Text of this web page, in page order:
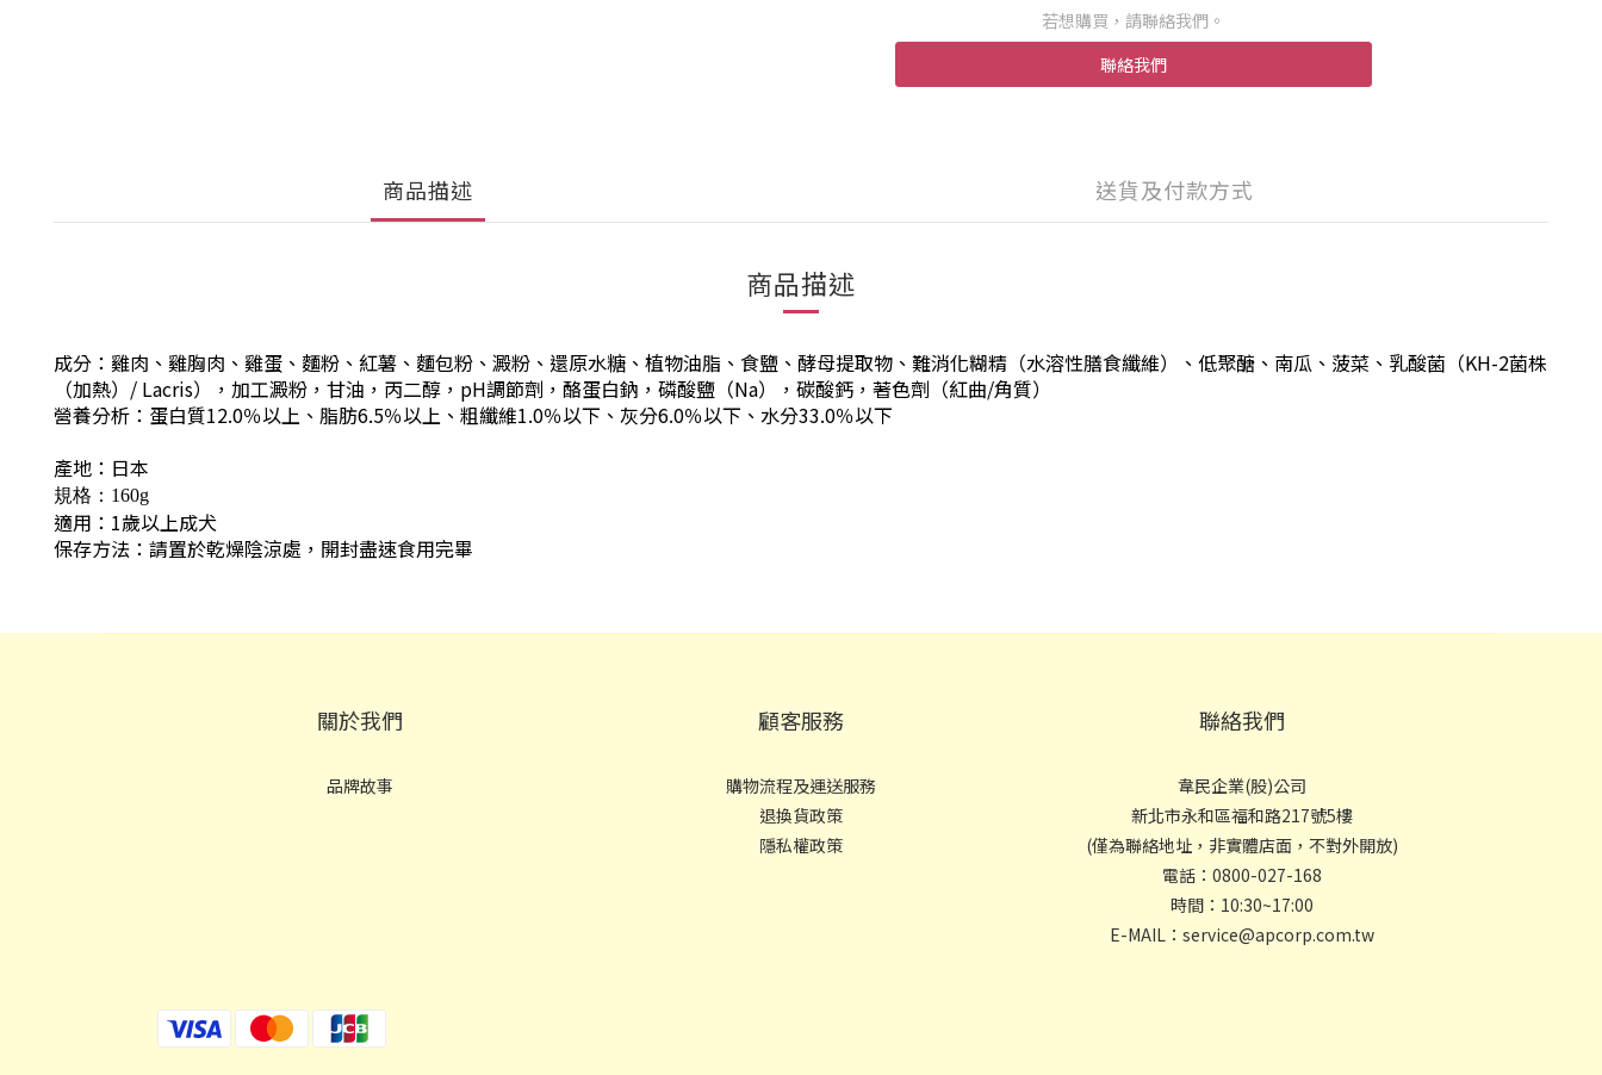
若想購買，請聯絡我們。
聯絡我們
商品描述 送貨及付款方式
商品描述
成分：雞肉、雞胸肉、雞蛋、麵粉、紅薯、麵包粉、澱粉、還原水糖、植物油脂、食鹽、酵母提取物、難消化糊精（水溶性膳食纖維）、低聚醣、南瓜、菠菜、乳酸菌（KH-2菌株
（加熱）/ Lacris），加工澱粉，甘油，丙二醇，pH調節劑，酪蛋白鈉，磷酸鹽（Na），碳酸鈣，著色劑（紅曲/角質）
營養分析：蛋白質12.0％以上、脂肪6.5％以上、粗纖維1.0％以下、灰分6.0％以下、水分33.0％以下
產地：日本
規格：160g
適用：1歲以上成犬
保存方法：請置於乾燥陰涼處，開封盡速食用完畢
關於我們
品牌故事
顧客服務
購物流程及運送服務
退換貨政策
隱私權政策
聯絡我們
韋民企業(股)公司
新北市永和區福和路217號5樓
(僅為聯絡地址，非實體店面，不對外開放)
電話：0800-027-168
時間：10:30~17:00
E-MAIL：service@apcorp.com.tw